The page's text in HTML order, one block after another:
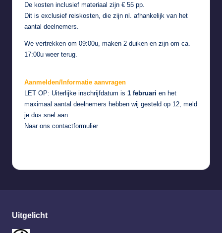
De kosten inclusief materiaal zijn € 55 pp.
Dit is exclusief reiskosten, die zijn nl. afhankelijk van het
aantal deelnemers.
We vertrekken om 09:00u, maken 2 duiken en zijn om ca.
17:00u weer terug.
Aanmelden/Informatie aanvragen
LET OP: Uiterlijke inschrijfdatum is 1 februari en het
maximaal aantal deelnemers hebben wij gesteld op 12, meld
je dus snel aan.
Naar ons contactformulier
Uitgelicht